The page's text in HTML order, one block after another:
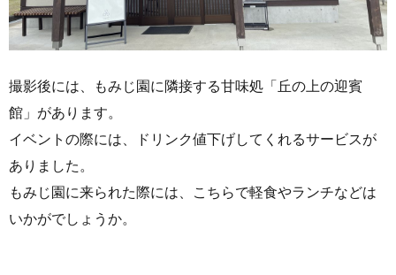
撮影後には、もみじ園に隣接する甘味処「丘の上の迎賓
館」があります。
イベントの際には、ドリンク値下げしてくれるサービスが
ありました。
もみじ園に来られた際には、こちらで軽食やランチなどは
いかがでしょうか。